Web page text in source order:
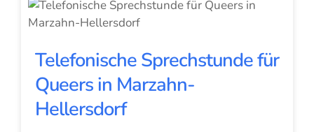
Telefonische Sprechstunde für
Queers in Marzahn-
Hellersdorf